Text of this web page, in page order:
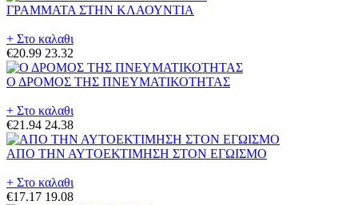
ΓΡΑΜΜΑΤΑ ΣΤΗΝ ΚΛΑΟΥΝΤΙΑ
+ Στο καλαθι
€20.99 23.32
Ο ΔΡΟΜΟΣ ΤΗΣ ΠΝΕΥΜΑΤΙΚΟΤΗΤΑΣ
+ Στο καλαθι
€21.94 24.38
ΑΠΟ ΤΗΝ ΑΥΤΟΕΚΤΙΜΗΣΗ ΣΤΟΝ ΕΓΩΙΣΜΟ
+ Στο καλαθι
€17.17 19.08